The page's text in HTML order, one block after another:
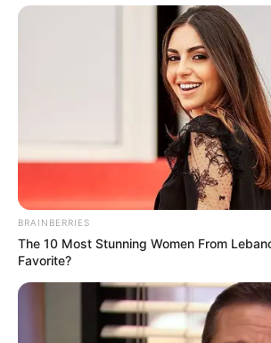
BRAINBERRIES
The 10 Most Stunning Women From
Favorite?